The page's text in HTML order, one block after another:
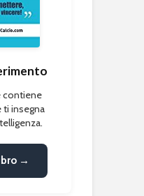
contiene
ti insegna
→